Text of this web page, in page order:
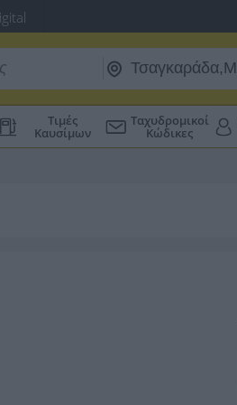
Τιμές
Καυσίμων
Ταχυδρομικοί
Κώδικες